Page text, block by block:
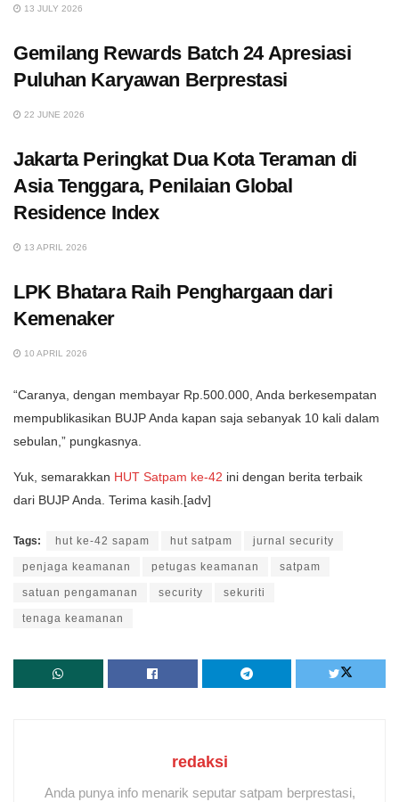
13 JULY 2026
Gemilang Rewards Batch 24 Apresiasi
Puluhan Karyawan Berprestasi
22 JUNE 2026
Jakarta Peringkat Dua Kota Teraman di
Asia Tenggara, Penilaian Global
Residence Index
13 APRIL 2026
LPK Bhatara Raih Penghargaan dari
Kemenaker
10 APRIL 2026
“Caranya, dengan membayar Rp.500.000, Anda berkesempatan
mempublikasikan BUJP Anda kapan saja sebanyak 10 kali dalam
sebulan,” pungkasnya.
Yuk, semarakkan HUT Satpam ke-42 ini dengan berita terbaik
dari BUJP Anda. Terima kasih.[adv]
Tags: hut ke-42 sapam hut satpam jurnal security
penjaga keamanan petugas keamanan satpam
satuan pengamanan security sekuriti
tenaga keamanan
redaksi
Anda punya info menarik seputar satpam berprestasi,